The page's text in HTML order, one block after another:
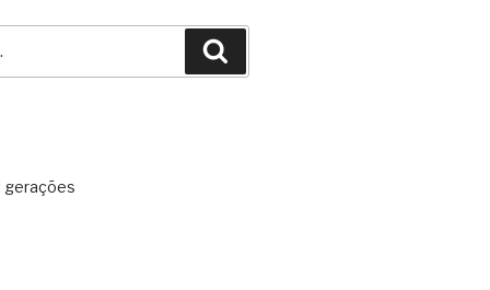
gerações